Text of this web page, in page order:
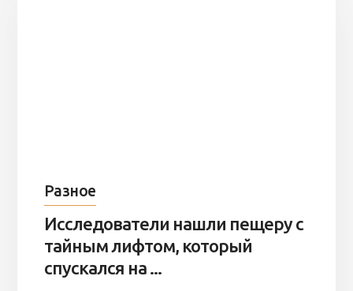
Разное
Исследователи нашли пещеру с
тайным лифтом, который
спускался на ...